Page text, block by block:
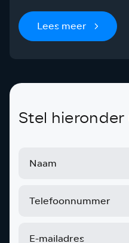
Lees meer
Stel hieronder